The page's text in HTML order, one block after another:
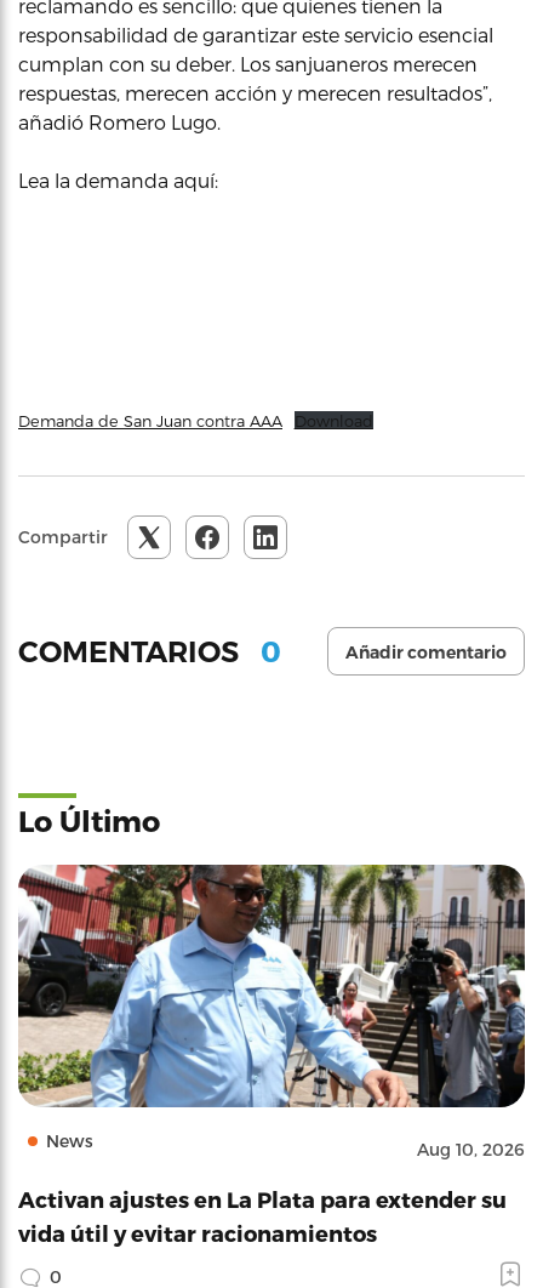
reclamando es sencillo: que quienes tienen la
responsabilidad de garantizar este servicio esencial
cumplan con su deber. Los sanjuaneros merecen
respuestas, merecen acción y merecen resultados”,
añadió Romero Lugo.
Lea la demanda aquí:
Demanda de San Juan contra AAA Download
Compartir
COMENTARIOS 0 Añadir comentario
Lo Último
News Aug 10, 2026
Activan ajustes en La Plata para extender su
vida útil y evitar racionamientos
0